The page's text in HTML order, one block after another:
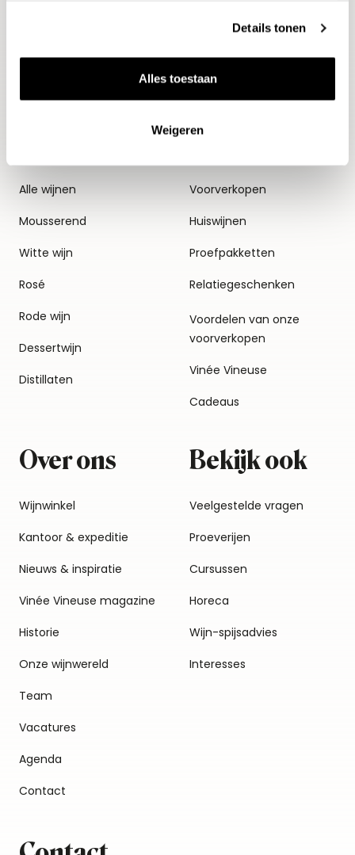
Details tonen
Alles toestaan
Weigeren
Alle wijnen
Mousserend
Witte wijn
Rosé
Rode wijn
Dessertwijn
Distillaten
Thema's
Voorverkopen
Huiswijnen
Proefpakketten
Relatiegeschenken
Voordelen van onze
voorverkopen
Vinée Vineuse
Cadeaus
Over ons
Wijnwinkel
Kantoor & expeditie
Nieuws & inspiratie
Vinée Vineuse magazine
Historie
Onze wijnwereld
Team
Vacatures
Agenda
Contact
Bekijk ook
Veelgestelde vragen
Proeverijen
Cursussen
Horeca
Wijn-spijsadvies
Interesses